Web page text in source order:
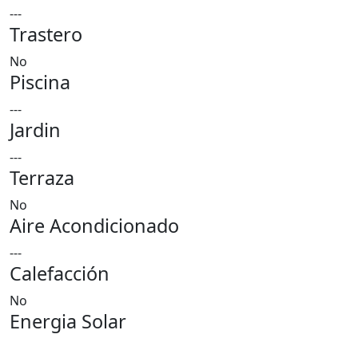
---
Trastero
No
Piscina
---
Jardin
---
Terraza
No
Aire Acondicionado
---
Calefacción
No
Energia Solar